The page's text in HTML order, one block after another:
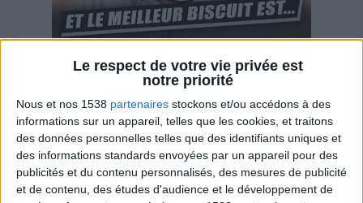
Le respect de votre vie privée est
notre priorité
Nous et nos 1538 partenaires stockons et/ou accédons à des
informations sur un appareil, telles que les cookies, et traitons
des données personnelles telles que des identifiants uniques et
des informations standards envoyées par un appareil pour des
publicités et du contenu personnalisés, des mesures de publicité
et de contenu, des études d'audience et le développement de
Savane, LU, Pepito, Harrys... Que valent vraiment
ces gâteaux ?
Webinaires en direct Voir tout